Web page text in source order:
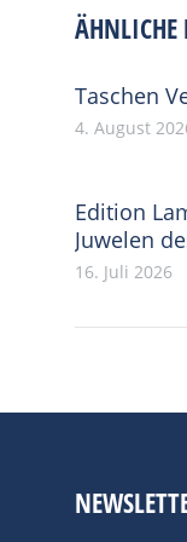
ÄHNLICHE
Taschen
4. August
Edition
Juwelen
16. Juli 2026